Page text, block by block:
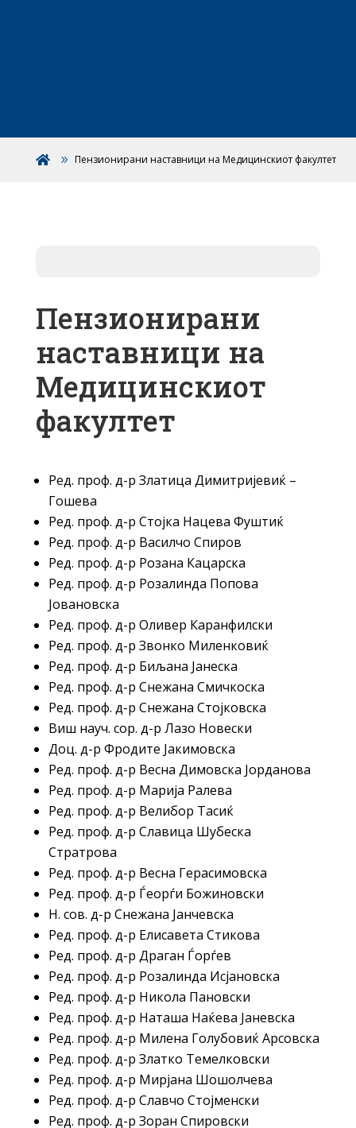
 Пензионирани наставници на Медицинскиот факултет
Пензионирани
наставници на
Медицинскиот
факултет
Ред. проф. д-р Златица Димитријевиќ –
Гошева
Ред. проф. д-р Стојка Нацева Фуштиќ
Ред. проф. д-р Василчо Спиров
Ред. проф. д-р Розана Кацарска
Ред. проф. д-р Розалинда Попова
Јовановска
Ред. проф. д-р Оливер Каранфилски
Ред. проф. д-р Звонко Миленковиќ
Ред. проф. д-р Биљана Јанеска
Ред. проф. д-р Снежана Смичкоска
Ред. проф. д-р Снежана Стојковска
Виш науч. сор. д-р Лазо Новески
Доц. д-р Фродите Јакимовска
Ред. проф. д-р Весна Димовска Јорданова
Ред. проф. д-р Марија Ралева
Ред. проф. д-р Велибор Тасиќ
Ред. проф. д-р Славица Шубеска
Стратрова
Ред. проф. д-р Весна Герасимовска
Ред. проф. д-р Ѓеорѓи Божиновски
Н. сов. д-р Снежана Јанчевска
Ред. проф. д-р Елисавета Стикова
Ред. проф. д-р Драган Ѓорѓев
Ред. проф. д-р Розалинда Исјановска
Ред. проф. д-р Никола Пановски
Ред. проф. д-р Наташа Наќева Јаневска
Ред. проф. д-р Милена Голубовиќ Арсовска
Ред. проф. д-р Златко Темелковски
Ред. проф. д-р Мирјана Шошолчева
Ред. проф. д-р Славчо Стојменски
Ред. проф. д-р Зоран Спировски